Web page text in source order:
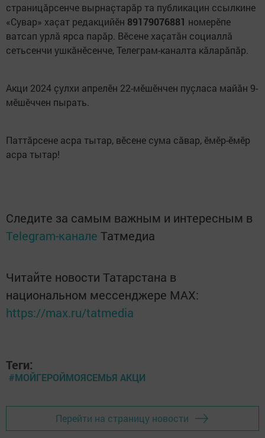
страницăрсенче вырнаçтарăр та публикацин ссылкине
«Сувар» хаçат редакцийӗн 89179076881 номерӗпе
ватсап урлă ярса парăр. Вӗсене хаçатăн социаллă
сетьсенчи ушкăнӗсенче, Телеграм-каналта кăларăпăр.
Акци 2024 çулхи апрелӗн 22-мӗшӗнчен пуçласа майăн 9-
мӗшӗччен пырать.
Паттăрсене асра тытар, вӗсене сума сăвар, ӗмӗр-ӗмӗр
асра тытар!
Следите за самым важным и интересным в
Telegram-канале Татмедиа
Читайте новости Татарстана в
национальном мессенджере MАХ:
https://max.ru/tatmedia
Теги:
#МОЙГЕРОЙМОЯСЕМЬЯ АКЦИ
Перейти на страницу новости